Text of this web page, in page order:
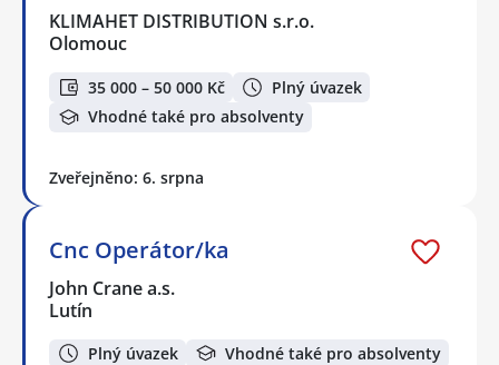
KLIMAHET DISTRIBUTION s.r.o.
Olomouc
35 000 – 50 000 Kč
Plný úvazek
Vhodné také pro absolventy
Zveřejněno: 6. srpna
Cnc Operátor/ka
John Crane a.s.
Lutín
Plný úvazek Vhodné také pro absolventy